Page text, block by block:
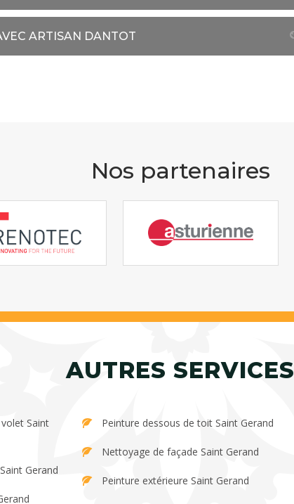
ARTISAN DANTOT
Nos partenaires
AUTRES SERVICES
Gerand
Peinture dessous de toit Saint Gerand
Nettoyage de façade Saint Gerand
Peinture extérieure Saint Gerand